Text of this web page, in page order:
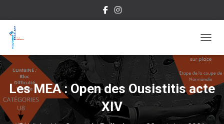
Les MEA : Open des Ousistitis acte
XIV